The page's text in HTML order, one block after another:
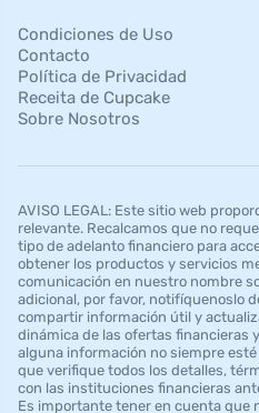
Condiciones de Uso
Contacto
Política de Privacidad
Receita de Cupcake
Sobre Nosotros
AVISO LEGAL: Este sitio web
relevante. Recalcamos que no
tipo de adelanto financiero para
obtener los productos y servicios
comunicación en nuestro nombre
adicional, por favor, notifíquenoslo
compartir información útil y
dinámica de las ofertas financieras
alguna información no siempre
que verifique todos los detalles,
con las instituciones financieras
Es importante tener en cuenta que